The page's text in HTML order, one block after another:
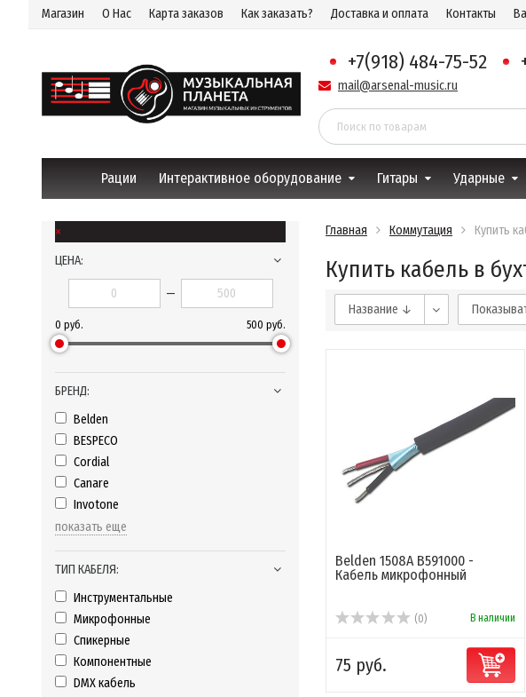
Магазин О Нас Карта заказов Как заказать? Доставка и оплата Контакты
+7(918) 484-75-52
mail@arsenal-music.ru
Рации Интерактивное оборудование Гитары Ударные
×
ЦЕНА:
—
0 руб. 500 руб.
БРЕНД:
Belden
BESPECO
Cordial
Canare
Invotone
показать еще
ТИП КАБЕЛЯ:
Инструментальные
Микрофонные
Спикерные
Компонентные
DMX кабель
Главная Коммутация Купить
Купить кабель в
Название ↓
Belden 1508A B591000 -
Кабель микрофонный
(0) В наличии
75 руб.